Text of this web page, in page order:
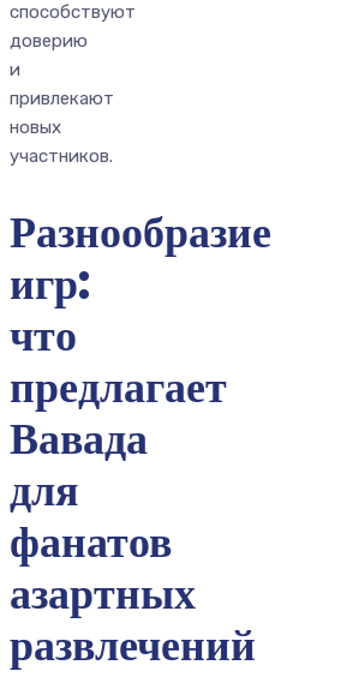
способствуют
доверию
и
привлекают
новых
участников.
Разнообразие
игр:
что
предлагает
Вавада
для
фанатов
азартных
развлечений